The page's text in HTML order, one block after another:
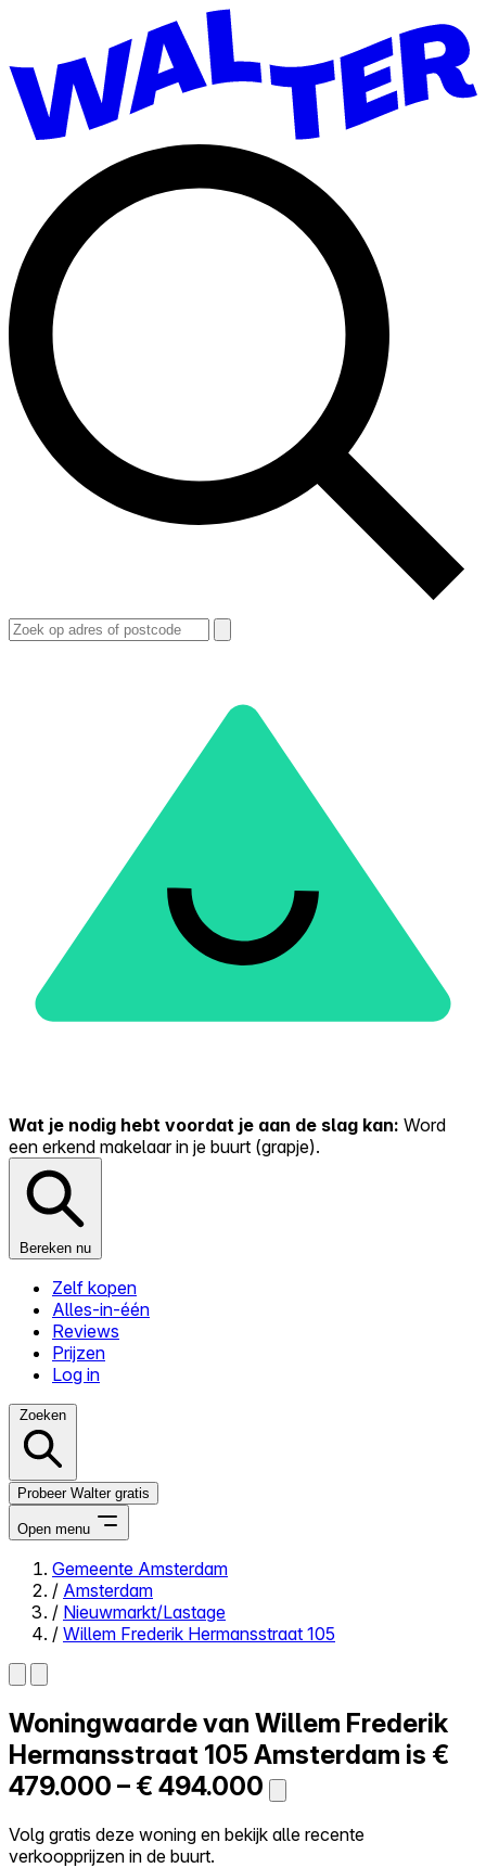
Wat je nodig hebt voordat je aan de slag kan: Word
een erkend makelaar in je buurt (grapje).
Bereken nu
Zelf kopen
Alles-in-één
Reviews
Prijzen
Log in
Zoeken
Probeer Walter gratis
Open menu
Close menu
Zelf kopen
Alles-in-één
Reviews
Prijzen
Log in
Probeer Walter gratis
Gemeente Amsterdam
/ Amsterdam
/ Nieuwmarkt/Lastage
/ Willem Frederik Hermansstraat 105
Woningwaarde van Willem Frederik
Hermansstraat 105 Amsterdam is €
479.000 – € 494.000
Volg gratis deze woning en bekijk alle recente
verkoopprijzen in de buurt.